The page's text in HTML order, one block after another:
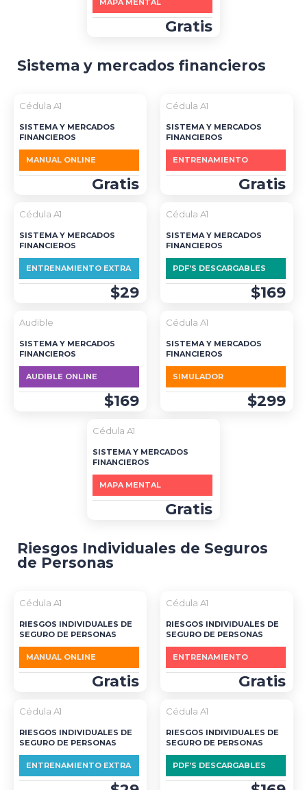
MAPA MENTAL
Gratis
Sistema y mercados financieros
Cédula A1
SISTEMA Y MERCADOS
FINANCIEROS
MANUAL ONLINE
Gratis
Cédula A1
SISTEMA Y MERCADOS
FINANCIEROS
ENTRENAMIENTO
Gratis
Cédula A1
SISTEMA Y MERCADOS
FINANCIEROS
ENTRENAMIENTO EXTRA
$29
Cédula A1
SISTEMA Y MERCADOS
FINANCIEROS
PDF’S DESCARGABLES
$169
DESTACADO
Audible
SISTEMA Y MERCADOS
FINANCIEROS
AUDIBLE ONLINE
$169
Cédula A1
SISTEMA Y MERCADOS
FINANCIEROS
SIMULADOR
$299
Cédula A1
SISTEMA Y MERCADOS
FINANCIEROS
MAPA MENTAL
Gratis
Riesgos Individuales de Seguros
de Personas
Cédula A1
RIESGOS INDIVIDUALES DE
SEGURO DE PERSONAS
MANUAL ONLINE
Gratis
Cédula A1
RIESGOS INDIVIDUALES DE
SEGURO DE PERSONAS
ENTRENAMIENTO
Gratis
Cédula A1
RIESGOS INDIVIDUALES DE
SEGURO DE PERSONAS
ENTRENAMIENTO EXTRA
Cédula A1
RIESGOS INDIVIDUALES DE
SEGURO DE PERSONAS
PDF’S DESCARGABLES